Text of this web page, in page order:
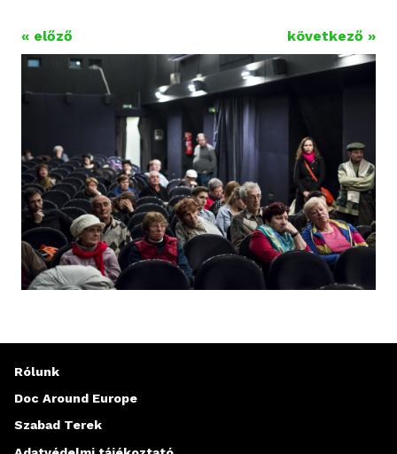
BLOG
« előző következő »
Rólunk
Doc Around Europe
Szabad Terek